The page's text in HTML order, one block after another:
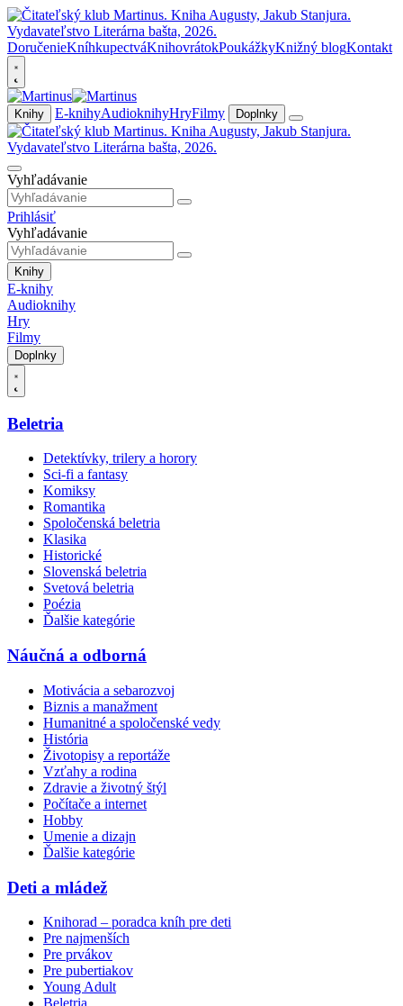
DoručenieKníhkupectváKnihovrátokPoukážkyKnižný blogKontakt
Knihy E-knihyAudioknihyHryFilmy Doplnky
Vyhľadávanie
Prihlásiť
Vyhľadávanie
Knihy
E-knihy
Audioknihy
Hry
Filmy
Doplnky
Beletria
Detektívky, trilery a horory
Sci-fi a fantasy
Komiksy
Romantika
Spoločenská beletria
Klasika
Historické
Slovenská beletria
Svetová beletria
Poézia
Ďalšie kategórie
Náučná a odborná
Motivácia a sebarozvoj
Biznis a manažment
Humanitné a spoločenské vedy
História
Životopisy a reportáže
Vzťahy a rodina
Zdravie a životný štýl
Počítače a internet
Hobby
Umenie a dizajn
Ďalšie kategórie
Deti a mládež
Knihorad – poradca kníh pre deti
Pre najmenších
Pre prvákov
Pre pubertiakov
Young Adult